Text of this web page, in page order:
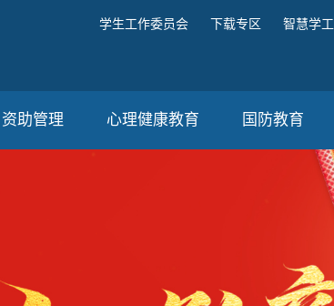
学生工作委员会 下载专区 智慧学工
资助管理 心理健康教育 国防教育